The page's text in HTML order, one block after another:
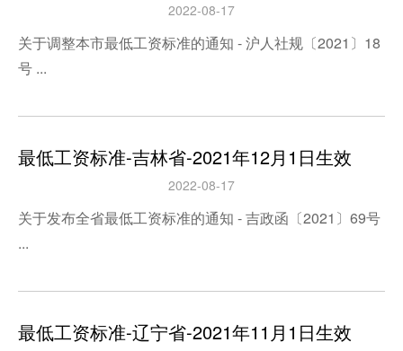
2022-08-17
关于调整本市最低工资标准的通知 - 沪人社规〔2021〕18
号 ...
最低工资标准-吉林省-2021年12月1日生效
2022-08-17
关于发布全省最低工资标准的通知 - 吉政函〔2021〕69号
...
最低工资标准-辽宁省-2021年11月1日生效